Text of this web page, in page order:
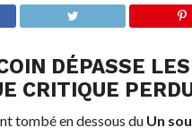
DÉPASSE
CRITIQUE
tombé en dessous du Un